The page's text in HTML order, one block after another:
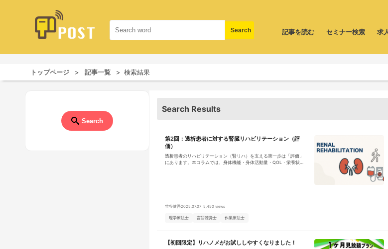
記事を読む セミナー検索 求
トップページ 記事一覧 検索結果
Search
Search Results
第2回：透析患者に対する腎臓リハビリテーション（評
価）
透析患者のリハビリテーション（腎リハ）を支える第一歩は「評価」
にあります。本コラムでは、身体機能・身体活動量・QOL・栄養状態
竹谷健吾2025.07.07 5,450 views
理学療法士 言語聴覚士 作業療法士
【初回限定】リハノメがお試ししやすくなりました！